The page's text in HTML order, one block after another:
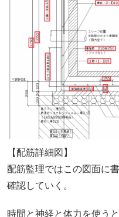
【配筋詳細図】
配筋監理ではこの図面に
確認していく。
時間と神経と体力を使う